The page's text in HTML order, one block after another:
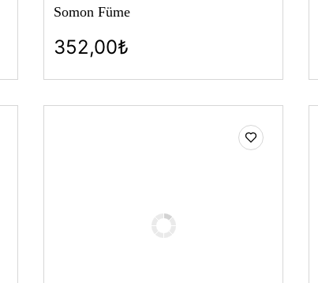
Somon Füme
352,00₺